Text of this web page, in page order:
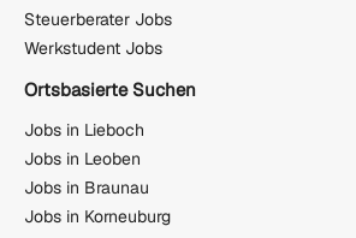
Steuerberater Jobs
Werkstudent Jobs
Ortsbasierte Suchen
Jobs in Lieboch
Jobs in Leoben
Jobs in Braunau
Jobs in Korneuburg